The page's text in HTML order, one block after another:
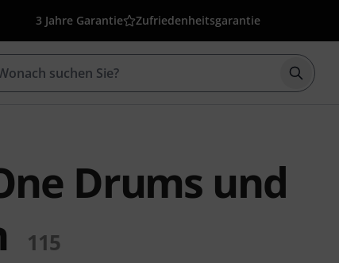
3 Jahre Garantie Zufriedenheitsgarantie
Suche
Drums und
115